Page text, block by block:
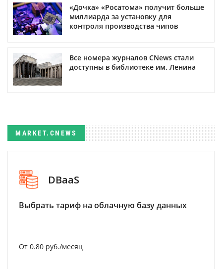
«Дочка» «Росатома» получит больше
миллиарда за установку для
контроля производства чипов
Все номера журналов CNews стали
доступны в библиотеке им. Ленина
MARKET.CNEWS
DBaaS
Выбрать тариф на облачную базу данных
От 0.80 руб./месяц